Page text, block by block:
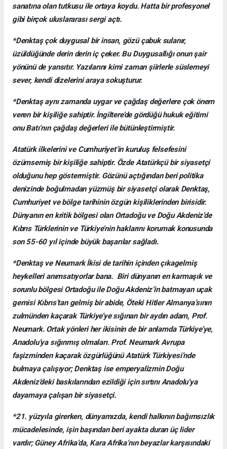
sanatına olan tutkusu ile ortaya koydu. Hatta bir profesyonel
gibi birçok uluslararası sergi açtı.
*Denktaş çok duygusal bir insan, gözü çabuk sulanır,
üzüldüğünde derin derin iç çeker. Bu Duygusallığı onun şair
yönünü de yansıtır. Yazılarını kimi zaman şiirlerle süslemeyi
sever, kendi dizelerini araya sokuşturur.
*Denktaş aynı zamanda uygar ve çağdaş değerlere çok önem
veren bir kişiliğe sahiptir. İngiltere’de gördüğü hukuk eğitimi
onu Batı’nın çağdaş değerleri ile bütünleştirmiştir.
Atatürk ilkelerini ve Cumhuriyet’in kuruluş felsefesini
özümsemiş bir kişiliğe sahiptir. Özde Atatürkçü bir siyasetçi
olduğunu hep göstermiştir. Gözünü açtığından beri politika
denizinde boğulmadan yüzmüş bir siyasetçi olarak Denktaş,
Cumhuriyet ve bölge tarihinin özgün kişiliklerinden birisidir.
Dünyanın en kritik bölgesi olan Ortadoğu ve Doğu Akdeniz’de
Kıbrıs Türklerinin ve Türkiye’nin haklarını korumak konusunda
son 55-60 yıl içinde büyük başarılar sağladı.
*Denktaş ve Neumark İkisi de tarihin içinden çıkagelmiş
heykelleri anımsatıyorlar bana. Biri dünyanın en karmaşık ve
sorunlu bölgesi Ortadoğu ile Doğu Akdeniz’in batmayan uçak
gemisi Kıbrıs’tan gelmiş bir abide, Öteki Hitler Almanya’sının
zulmünden kaçarak Türkiye’ye sığınan bir aydın adam, Prof.
Neumark. Ortak yönleri her ikisinin de bir anlamda Türkiye’ye,
Anadolu’ya sığınmış olmaları. Prof. Neumark Avrupa
faşizminden kaçarak özgürlüğünü Atatürk Türkiyesi’nde
bulmaya çalışıyor; Denktaş ise emperyalizmin Doğu
Akdeniz’deki baskılarından ezildiği için sırtını Anadolu’ya
dayamaya çalışan bir siyasetçi.
*21. yüzyıla girerken, dünyamızda, kendi halkının bağımsızlık
mücadelesinde, işin başından beri ayakta duran üç lider
vardır; Güney Afrika’da, Kara Afrika’nın beyazlar karşısındaki